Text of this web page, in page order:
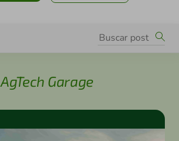
AgTech Garage